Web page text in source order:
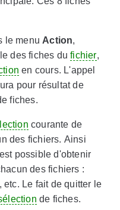
le menu Action,
des fiches dufichier,
en cours. L'appel
pour résultat de
fiches.
courante de
des fichiers. Ainsi
possible d'obtenir
des fichiers :
etc. Le fait de quitter le
de fiches.